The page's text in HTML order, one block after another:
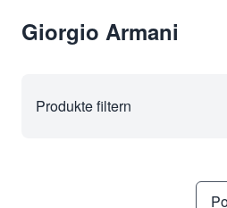
Giorgio Armani
Produkte filtern